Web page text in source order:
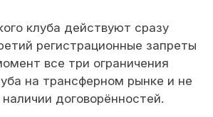
клуба действуют сразу
регистрационные запреты
все три ограничения
на трансферном рынке и не
договорённостей.